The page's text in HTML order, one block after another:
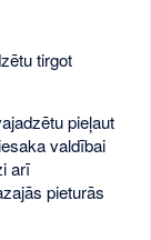
tirgot
pieļaut
valdībai
arī
pieturās